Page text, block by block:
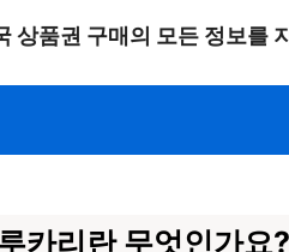
상품권 구매의 모든 정보를
카리란 무엇인가요?